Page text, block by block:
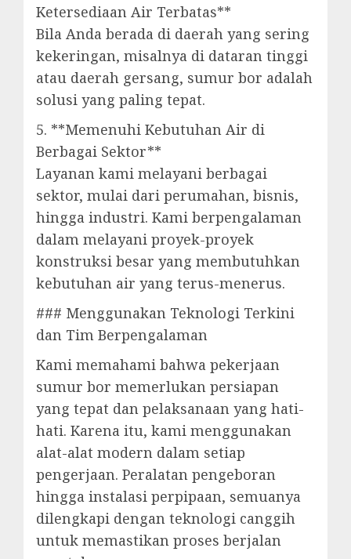
Ketersediaan Air Terbatas**
Bila Anda berada di daerah yang sering
kekeringan, misalnya di dataran tinggi
atau daerah gersang, sumur bor adalah
solusi yang paling tepat.
5. **Memenuhi Kebutuhan Air di
Berbagai Sektor**
Layanan kami melayani berbagai
sektor, mulai dari perumahan, bisnis,
hingga industri. Kami berpengalaman
dalam melayani proyek-proyek
konstruksi besar yang membutuhkan
kebutuhan air yang terus-menerus.
### Menggunakan Teknologi Terkini
dan Tim Berpengalaman
Kami memahami bahwa pekerjaan
sumur bor memerlukan persiapan
yang tepat dan pelaksanaan yang hati-
hati. Karena itu, kami menggunakan
alat-alat modern dalam setiap
pengerjaan. Peralatan pengeboran
hingga instalasi perpipaan, semuanya
dilengkapi dengan teknologi canggih
untuk memastikan proses berjalan